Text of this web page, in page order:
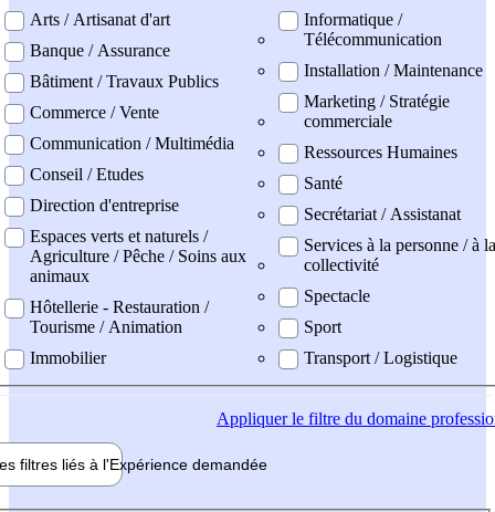
Arts / Artisanat d'art
Banque / Assurance
Bâtiment / Travaux Publics
Commerce / Vente
Communication / Multimédia
Conseil / Etudes
Direction d'entreprise
Espaces verts et naturels /
Agriculture / Pêche / Soins aux
animaux
Hôtellerie - Restauration /
Tourisme / Animation
Immobilier
Informatique /
Télécommunication
Installation / Maintenance
Marketing / Stratégie
commerciale
Ressources Humaines
Santé
Secrétariat / Assistanat
Services à la personne / à la
collectivité
Spectacle
Sport
Transport / Logistique
Appliquerle filtre du domaine
filtres liés à l'Expérience demandée